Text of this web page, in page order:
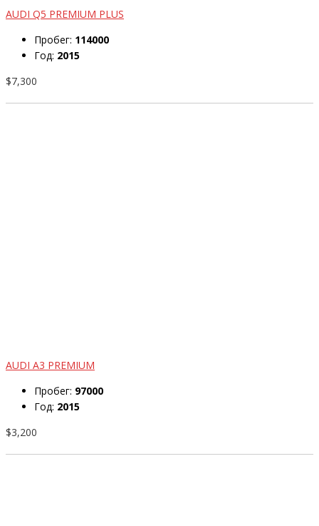
AUDI Q5 PREMIUM PLUS
Пробег: 114000
Год: 2015
$7,300
AUDI A3 PREMIUM
Пробег: 97000
Год: 2015
$3,200